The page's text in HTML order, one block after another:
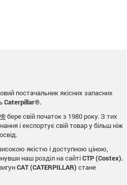
постачальник якісних запасних
Caterpillar®.
бере свій початок з 1980 року. З тих
і експортує свій товар у більш ніж
якістю і доступною ціною,
наш розділ на сайтіCTP (Costex).
CAT (CATERPILLAR) стане